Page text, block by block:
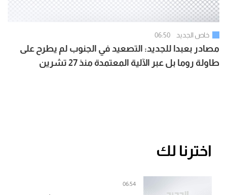
خاص الجديد 06:50
مصادر بعبدا للجديد: التصعيد في الجنوب لم يطرح على
طاولة روما بل عبر الآلية المعتمدة منذ 27 تشرين
اخترنا لك
06:54